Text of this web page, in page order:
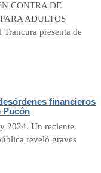
CONTRA DE
ADULTOS
presenta de
financieros
Pucón
2024. Un reciente
reveló graves